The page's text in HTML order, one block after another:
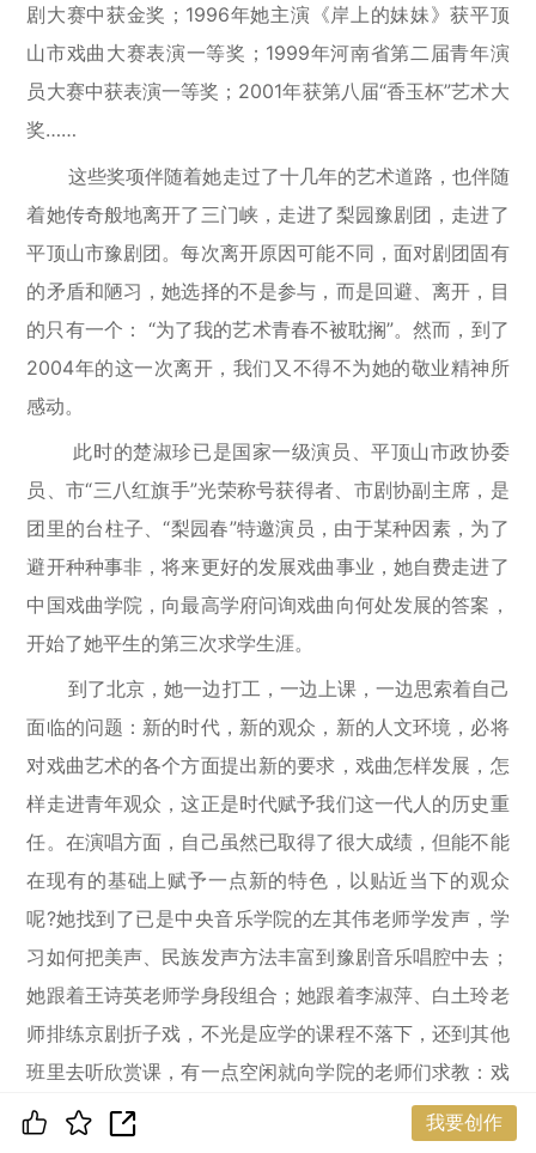
剧大赛中获金奖；1996年她主演《岸上的妹妹》获平顶
山市戏曲大赛表演一等奖；1999年河南省第二届青年演
员大赛中获表演一等奖；2001年获第八届“香玉杯”艺术大
奖……
这些奖项伴随着她走过了十几年的艺术道路，也伴随
着她传奇般地离开了三门峡，走进了梨园豫剧团，走进了
平顶山市豫剧团。每次离开原因可能不同，面对剧团固有
的矛盾和陋习，她选择的不是参与，而是回避、离开，目
的只有一个： “为了我的艺术青春不被耽搁”。然而，到了
2004年的这一次离开，我们又不得不为她的敬业精神所
感动。
此时的楚淑珍已是国家一级演员、平顶山市政协委
员、市“三八红旗手”光荣称号获得者、市剧协副主席，是
团里的台柱子、“梨园春”特邀演员，由于某种因素，为了
避开种种事非，将来更好的发展戏曲事业，她自费走进了
中国戏曲学院，向最高学府问询戏曲向何处发展的答案，
开始了她平生的第三次求学生涯。
到了北京，她一边打工，一边上课，一边思索着自己
面临的问题：新的时代，新的观众，新的人文环境，必将
对戏曲艺术的各个方面提出新的要求，戏曲怎样发展，怎
样走进青年观众，这正是时代赋予我们这一代人的历史重
任。在演唱方面，自己虽然已取得了很大成绩，但能不能
在现有的基础上赋予一点新的特色，以贴近当下的观众
呢?她找到了已是中央音乐学院的左其伟老师学发声，学
习如何把美声、民族发声方法丰富到豫剧音乐唱腔中去；
她跟着王诗英老师学身段组合；她跟着李淑萍、白土玲老
师排练京剧折子戏，不光是应学的课程不落下，还到其他
班里去听欣赏课，有一点空闲就向学院的老师们求教：戏
曲艺术向何处发展、地方戏应该怎样改革?包括艺术表演
我要创作